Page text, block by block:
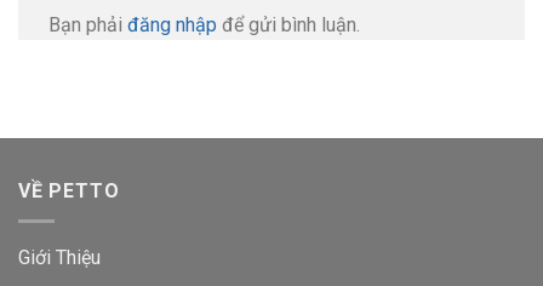
Bạn phải đăng nhập để gửi bình luận.
VỀ PETTO
Giới Thiệu